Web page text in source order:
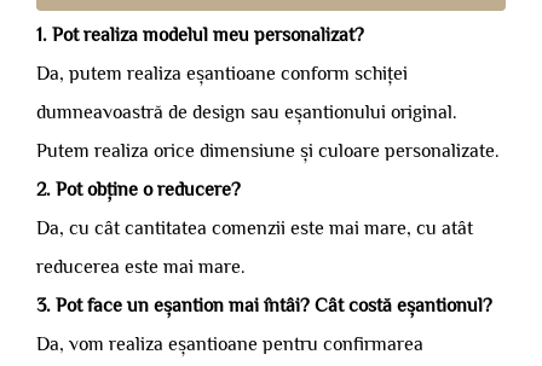
1. Pot realiza modelul meu personalizat?
Da, putem realiza eșantioane conform schiței
dumneavoastră de design sau eșantionului original.
Putem realiza orice dimensiune și culoare personalizate.
2. Pot obține o reducere?
Da, cu cât cantitatea comenzii este mai mare, cu atât
reducerea este mai mare.
3. Pot face un eșantion mai întâi? Cât costă eșantionul?
Da, vom realiza eșantioane pentru confirmarea